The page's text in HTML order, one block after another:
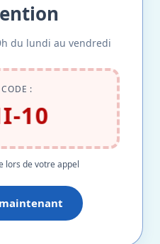
du lundi au vendredi
:
10
lors de votre appel